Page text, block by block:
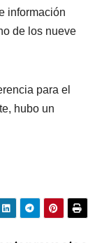
información
de los nueve
para el
hubo un